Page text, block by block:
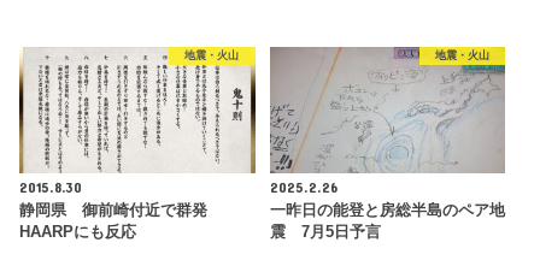
地震・火山
2015.8.30
静岡県 御前崎付近で群発
HAARPにも反応
地震・火山
2025.2.26
一昨日の能登と房総半島のペア地
震 7月5日予言